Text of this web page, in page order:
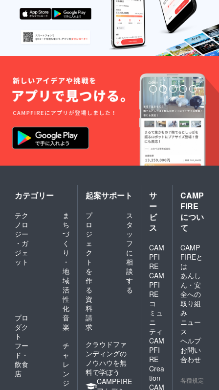
カテゴリー
テク
ノロ
ジー
・ガ
ジェ
ット
ま
ち
づ
く
り
・
地
域
活
性
化
プロ
ダク
ト
音
楽
フー
ド・
飲食
店
チ
ャ
レ
ン
ジ
起案サポート
プ
ロ
ジ
ェ
ク
ト
を
作
る
ス
タ
ッ
フ
に
相
談
す
る
資
料
請
求
クラウドファ
ンディングの
ノウハウを無
料で学ぼう
CAMPFIRE
サ
ー
ビ
ス
CAM
PFI
RE
CAM
PFI
RE
コ
ミュ
ニ
ティ
CAM
PFI
RE
Crea
tion
CAM
CAMP
FIRE
につい
て
CAMP
FIREと
は
あんし
ん・安
全への
取り組
み
ニュー
ス
ヘルプ
お問い
合わせ
各種規定